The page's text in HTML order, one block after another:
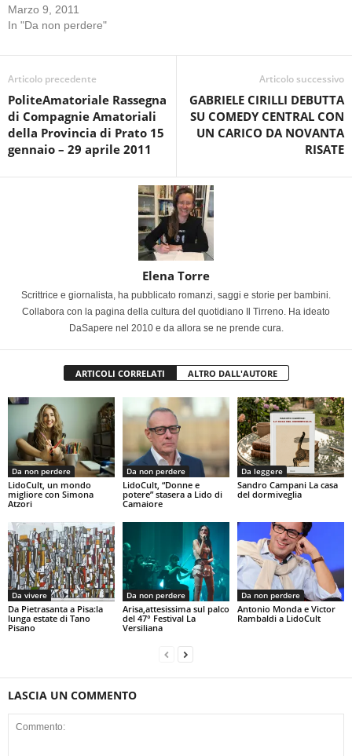
Marzo 9, 2011
In "Da non perdere"
Articolo precedente
PoliteAmatoriale Rassegna
di Compagnie Amatoriali
della Provincia di Prato 15
gennaio – 29 aprile 2011
Articolo successivo
GABRIELE CIRILLI DEBUTTA
SU COMEDY CENTRAL CON
UN CARICO DA NOVANTA
RISATE
Elena Torre
Scrittrice e giornalista, ha pubblicato romanzi, saggi e storie per bambini.
Collabora con la pagina della cultura del quotidiano Il Tirreno. Ha ideato
DaSapere nel 2010 e da allora se ne prende cura.
ARTICOLI CORRELATI ALTRO DALL'AUTORE
Da non perdere
LidoCult, un mondo
migliore con Simona
Atzori
Da non perdere
LidoCult, “Donne e
potere” stasera a Lido di
Camaiore
Da leggere
Sandro Campani La casa
del dormiveglia
Da vivere
Da Pietrasanta a Pisa:la
lunga estate di Tano
Pisano
Da non perdere
Arisa,attesissima sul palco
del 47° Festival La
Versiliana
Da non perdere
Antonio Monda e Victor
Rambaldi a LidoCult
LASCIA UN COMMENTO